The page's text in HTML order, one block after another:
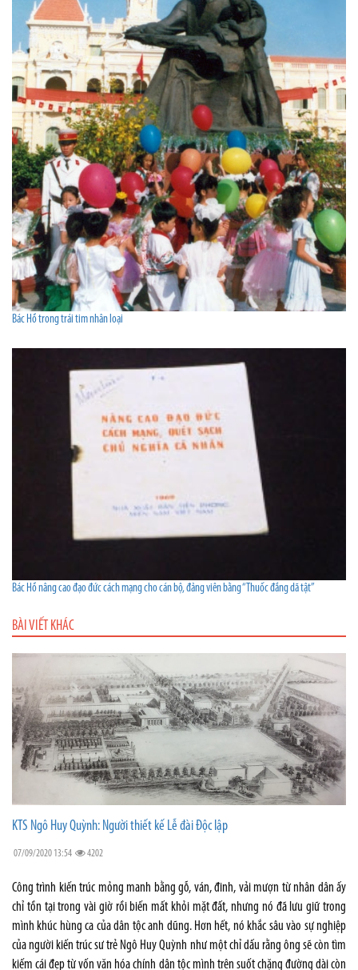
Bác Hồ trong trái tim nhân loại
Bác Hồ nâng cao đạo đức cách mạng cho cán bộ, đảng viên bằng “Thuốc đắng dã tật”
BÀI VIẾT KHÁC
KTS Ngô Huy Quỳnh: Người thiết kế Lễ đài Độc lập
07/09/2020 13:54 4202
Công trình kiến trúc mỏng manh bằng gỗ, ván, đinh, vải mượn từ nhân dân ấy
chỉ tồn tại trong vài giờ rồi biến mất khỏi mặt đất, nhưng nó đã lưu giữ trong
mình khúc hùng ca của dân tộc anh dũng. Hơn hết, nó khắc sâu vào sự nghiệp
của người kiến trúc sư trẻ Ngô Huy Quỳnh như một chỉ dấu rằng ông sẽ còn tìm
kiếm cái đẹp từ vốn văn hóa chính dân tộc mình trên suốt chặng đường dài còn